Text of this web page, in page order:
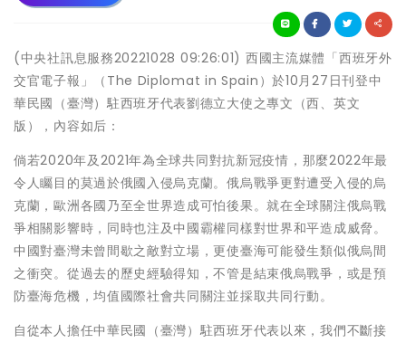
(中央社訊息服務20221028 09:26:01) 西國主流媒體「西班牙外
交官電子報」（The Diplomat in Spain）於10月27日刊登中
華民國（臺灣）駐西班牙代表劉德立大使之專文（西、英文
版），內容如后：
倘若2020年及2021年為全球共同對抗新冠疫情，那麼2022年最
令人矚目的莫過於俄國入侵烏克蘭。俄烏戰爭更對遭受入侵的烏
克蘭，歐洲各國乃至全世界造成可怕後果。就在全球關注俄烏戰
爭相關影響時，同時也注及中國霸權同樣對世界和平造成威脅。
中國對臺灣未曾間歇之敵對立場，更使臺海可能發生類似俄烏間
之衝突。從過去的歷史經驗得知，不管是結束俄烏戰爭，或是預
防臺海危機，均值國際社會共同關注並採取共同行動。
自從本人擔任中華民國（臺灣）駐西班牙代表以來，我們不斷接